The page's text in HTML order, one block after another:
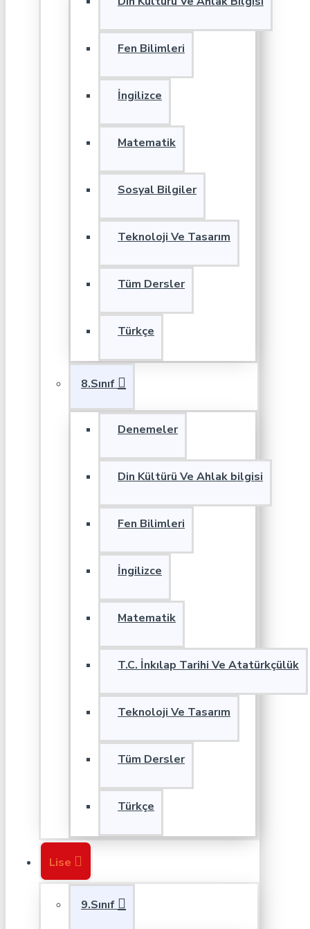
Fen Bilimleri
İngilizce
Matematik
Sosyal Bilgiler
Teknoloji Ve Tasarım
Tüm Dersler
Türkçe
8.Sınıf
Denemeler
Din Kültürü Ve Ahlak bilgisi
Fen Bilimleri
İngilizce
Matematik
T.C. İnkılap Tarihi Ve Atatürkçülük
Teknoloji Ve Tasarım
Tüm Dersler
Türkçe
Lise
9.Sınıf